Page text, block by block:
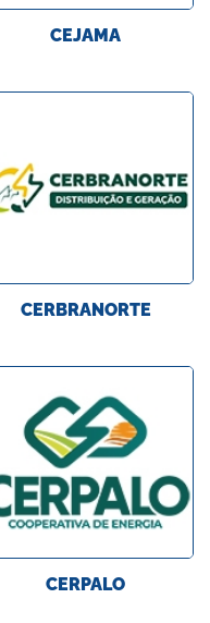
CEJAMA
CERBRANORTE
CERPALO